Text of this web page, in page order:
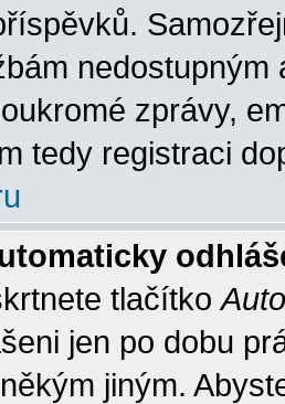
zprávy,
tedy registraci
tlačítko
jen po dobu
jiným.